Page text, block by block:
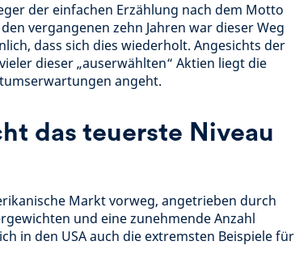
der einfachen Erzählung nach dem Motto
vergangenen zehn Jahren war dieser Weg
dass sich dies wiederholt. Angesichts der
dieser „auserwählten“ Aktien liegt die
angeht.
das teuerste Niveau
Markt vorweg, angetrieben durch
und eine zunehmende Anzahl
in den USA auch die extremsten Beispiele für